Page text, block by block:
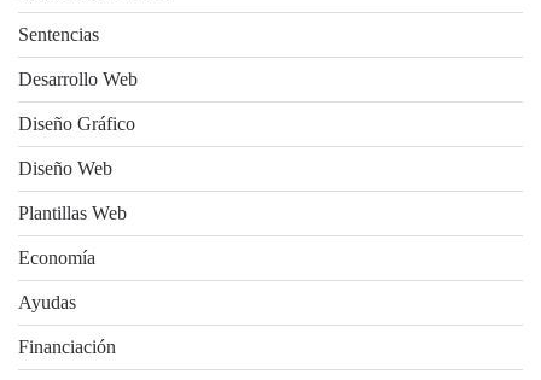
Sentencias
Desarrollo Web
Diseño Gráfico
Diseño Web
Plantillas Web
Economía
Ayudas
Financiación